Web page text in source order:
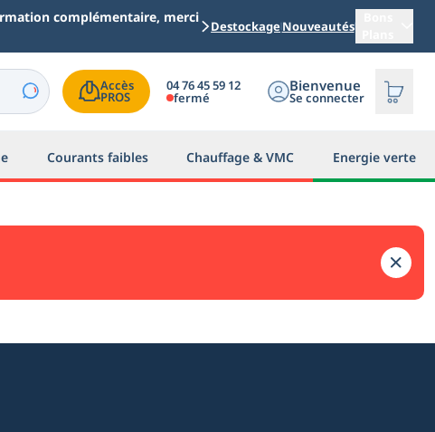
complémentaire, merci
DestockageNouveautés
Accès
PROS
04 76 45 59 12
fermé
Bienvenue
Se connecter
Courants faibles Chauffage & VMC Energie verte